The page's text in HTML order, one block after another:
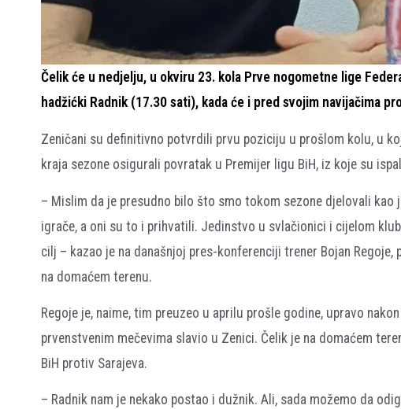
Čelik će u nedjelju, u okviru 23. kola Prve nogometne lige
hadžićki Radnik (17.30 sati), kada će i pred svojim navijačima
Zeničani su definitivno potvrdili prvu poziciju u prošlom kolu, u
kraja sezone osigurali povratak u Premijer ligu BiH, iz koje su
– Mislim da je presudno bilo što smo tokom sezone djelovali
igrače, a oni su to i prihvatili. Jedinstvo u svlačionici i cijelom
cilj – kazao je na današnjoj pres-konferenciji trener Bojan
na domaćem terenu.
Regoje je, naime, tim preuzeo u aprilu prošle godine, upravo
prvenstvenim mečevima slavio u Zenici. Čelik je na domaćem
BiH protiv Sarajeva.
– Radnik nam je nekako postao i dužnik. Ali, sada možemo da